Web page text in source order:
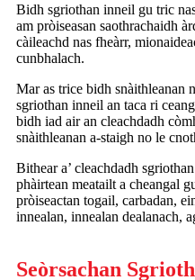
Bidh sgriothan inneil gu tric
am pròiseasan saothrachaidh
càileachd nas fheàrr,
cunbhalach.
Mar as trice bidh snàithleanan
sgriothan inneil an taca ri
bidh iad air an cleachdadh
snàithleanan a-staigh no le
Bithear a’ cleachdadh
phàirtean meatailt a cheangal
pròiseactan togail, carbadan,
innealan, innealan dealanach,
Seòrsachan